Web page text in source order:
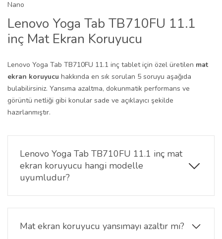
Lenovo Yoga Tab TB710FU 11.1
inç Mat Ekran Koruyucu
Lenovo Yoga Tab TB710FU 11.1 inç tablet için özel üretilen mat
ekran koruyucu hakkında en sık sorulan 5 soruyu aşağıda
bulabilirsiniz. Yansıma azaltma, dokunmatik performans ve
görüntü netliği gibi konular sade ve açıklayıcı şekilde
hazırlanmıştır.
Lenovo Yoga Tab TB710FU 11.1 inç mat
ekran koruyucu hangi modelle
uyumludur?
Bu ürün yalnızcaLenovo Yoga Tab TB710FU 11.1
inçmodeli için özel ölçüyle üretilmiştir. Ekran
boyutuna birebir uyum sağlar ve kenarlara tam
Mat ekran koruyucu yansımayı azaltır mı?